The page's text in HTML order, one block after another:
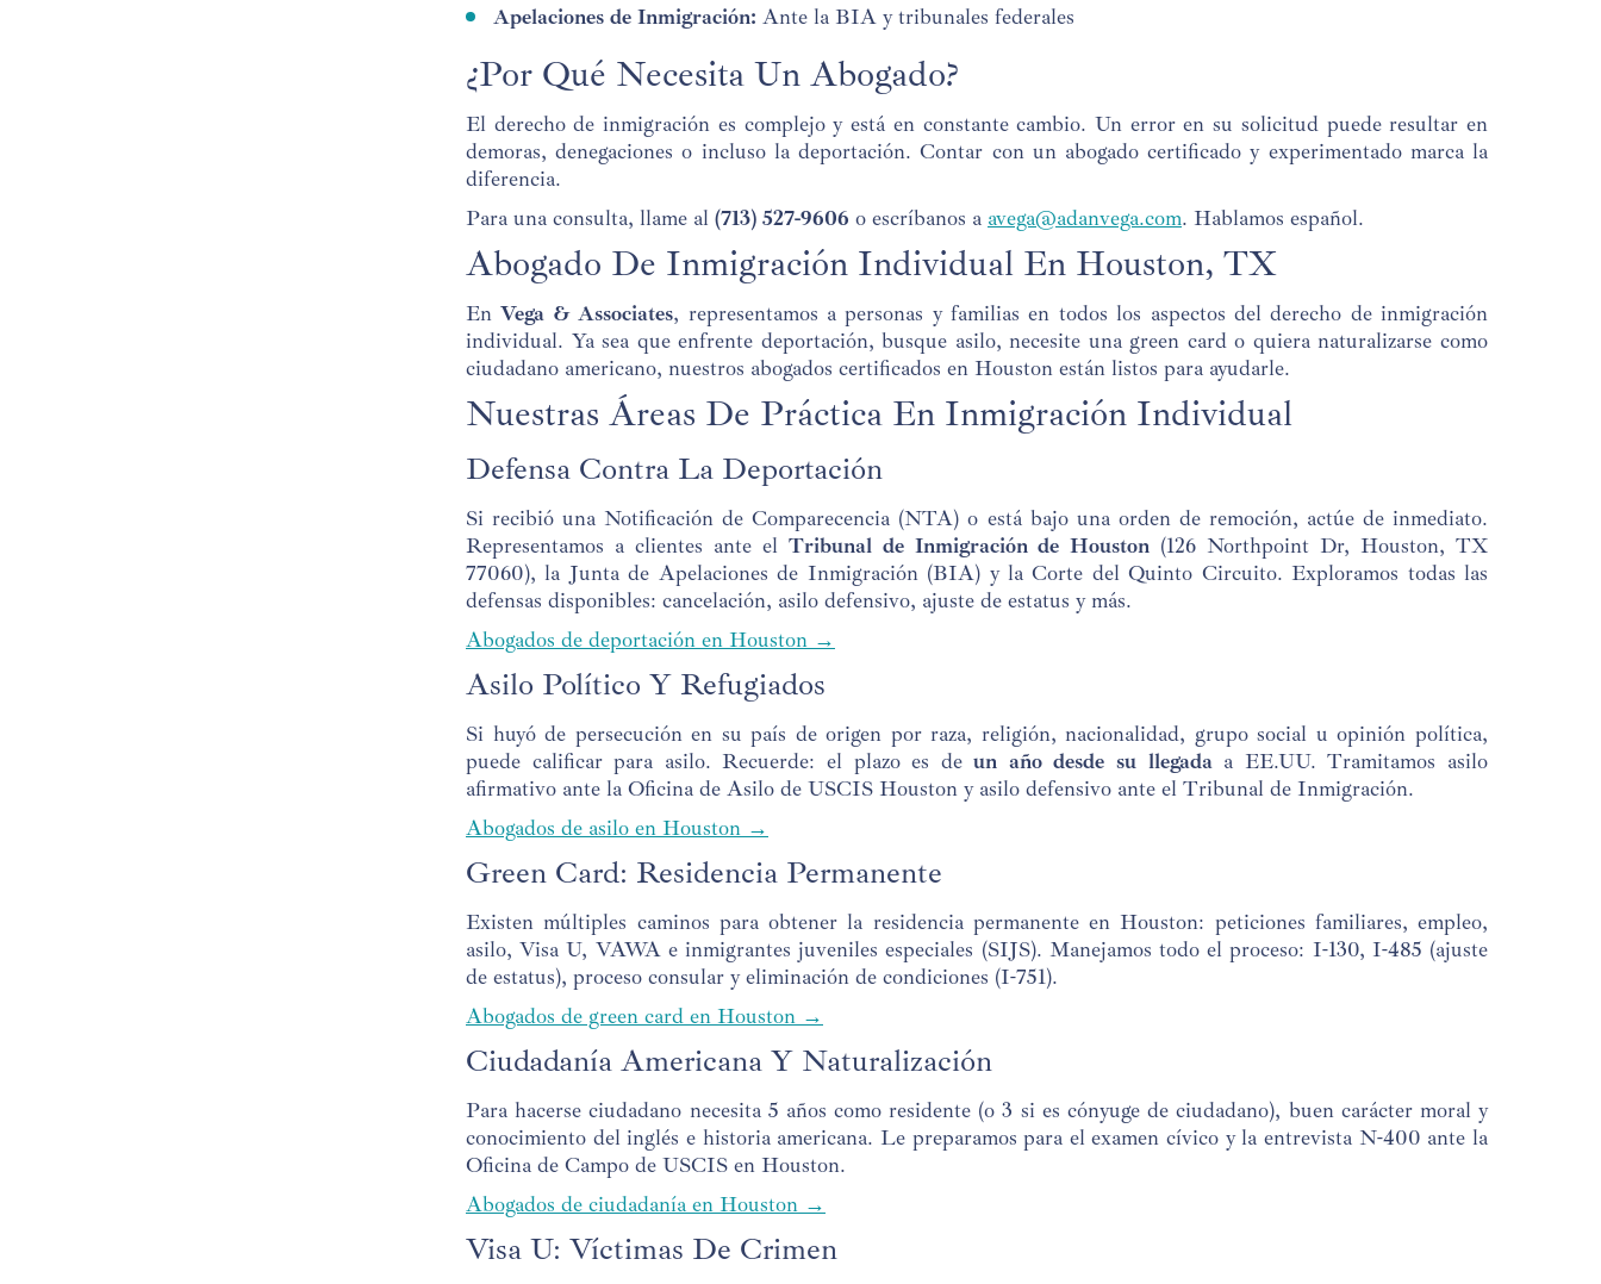
Apelaciones de Inmigración: Ante la BIA y tribunales federales
¿Por Qué Necesita Un Abogado?
El derecho de inmigración es complejo y está en constante cambio. Un error en su solicitud puede resultar en
demoras, denegaciones o incluso la deportación. Contar con un abogado certificado y experimentado marca la
diferencia.
Para una consulta, llame al (713) 527-9606 o escríbanos a avega@adanvega.com. Hablamos español.
Abogado De Inmigración Individual En Houston, TX
EnVega & Associates, representamos a personas y familias en todos los aspectos del derecho de inmigración
individual. Ya sea que enfrente deportación, busque asilo, necesite una green card o quiera naturalizarse como
ciudadano americano, nuestros abogados certificados en Houston están listos para ayudarle.
Nuestras Áreas De Práctica En Inmigración Individual
Defensa Contra La Deportación
Si recibió una Notificación de Comparecencia (NTA) o está bajo una orden de remoción, actúe de inmediato.
Representamos a clientes ante el Tribunal de Inmigración de Houston (126 Northpoint Dr, Houston, TX
77060), la Junta de Apelaciones de Inmigración (BIA) y la Corte del Quinto Circuito. Exploramos todas las
defensas disponibles: cancelación, asilo defensivo, ajuste de estatus y más.
Abogados de deportación en Houston →
Asilo Político Y Refugiados
Si huyó de persecución en su país de origen por raza, religión, nacionalidad, grupo social u opinión política,
puede calificar para asilo. Recuerde: el plazo es deun año desde su llegadaa EE.UU. Tramitamos asilo
afirmativo ante la Oficina de Asilo de USCIS Houston y asilo defensivo ante el Tribunal de Inmigración.
Abogados de asilo en Houston →
Green Card: Residencia Permanente
Existen múltiples caminos para obtener la residencia permanente en Houston: peticiones familiares, empleo,
asilo, Visa U, VAWA e inmigrantes juveniles especiales (SIJS). Manejamos todo el proceso: I-130, I-485 (ajuste
de estatus), proceso consular y eliminación de condiciones (I-751).
Abogados de green card en Houston →
Ciudadanía Americana Y Naturalización
Para hacerse ciudadano necesita 5 años como residente (o 3 si es cónyuge de ciudadano), buen carácter moral y
conocimiento del inglés e historia americana. Le preparamos para el examen cívico y la entrevista N-400 ante la
Oficina de Campo de USCIS en Houston.
Abogados de ciudadanía en Houston →
Visa U: Víctimas De Crimen